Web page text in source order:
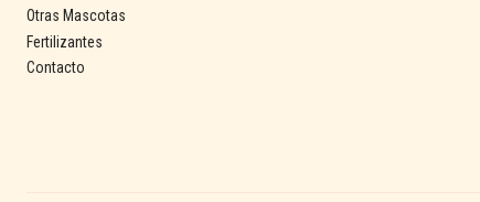
Otras Mascotas
Fertilizantes
Contacto